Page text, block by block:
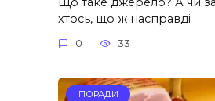
хтось, що ж насправді
0 33
ПОРАДИ